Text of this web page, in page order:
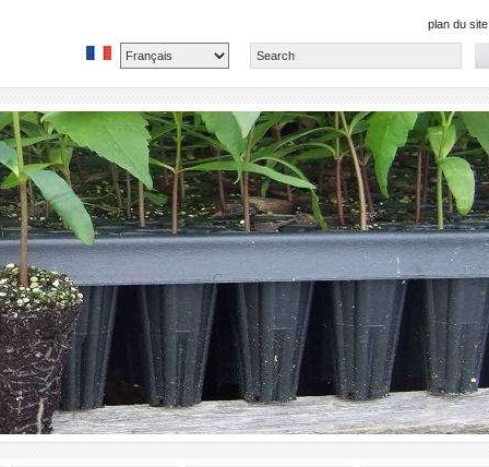
plan du site